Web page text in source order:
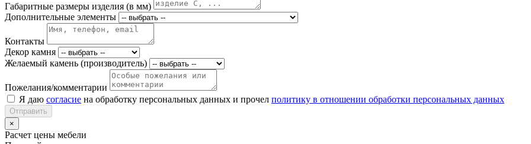
Габаритные размеры изделия (в мм)
Дополнительные элементы
Контакты
Декор камня
Желаемый камень (производитель)
Пожелания/комментарии
Я даю согласие на обработку персональных данных и прочел политику в отношении обработки персональных данных
Отправить
×
Расчет цены мебели